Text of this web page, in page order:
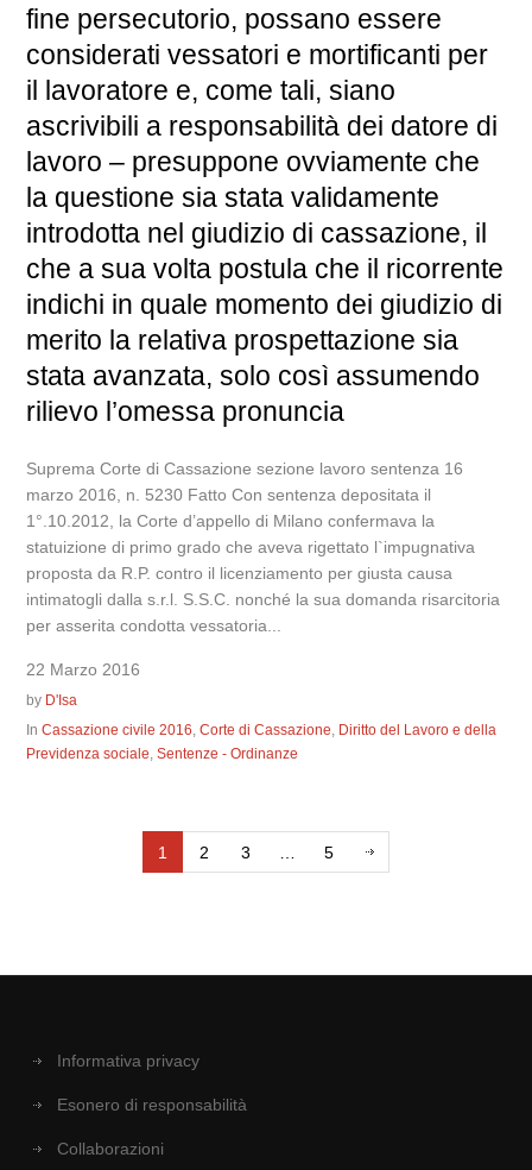
fine persecutorio, possano essere
considerati vessatori e mortificanti per
il lavoratore e, come tali, siano
ascrivibili a responsabilità dei datore di
lavoro – presuppone ovviamente che
la questione sia stata validamente
introdotta nel giudizio di cassazione, il
che a sua volta postula che il ricorrente
indichi in quale momento dei giudizio di
merito la relativa prospettazione sia
stata avanzata, solo così assumendo
rilievo l’omessa pronuncia
Suprema Corte di Cassazione sezione lavoro sentenza 16
marzo 2016, n. 5230 Fatto Con sentenza depositata il
1°.10.2012, la Corte d’appello di Milano confermava la
statuizione di primo grado che aveva rigettato l`impugnativa
proposta da R.P. contro il licenziamento per giusta causa
intimatogli dalla s.r.l. S.S.C. nonché la sua domanda risarcitoria
per asserita condotta vessatoria...
22 Marzo 2016
by D'Isa
InCassazione civile 2016 ,Corte di Cassazione Diritto del Lavoro e della
Previdenza sociale ,Sentenze - Ordinanze
1 2 3 5
Informativa privacy
Esonero di responsabilità
Collaborazioni